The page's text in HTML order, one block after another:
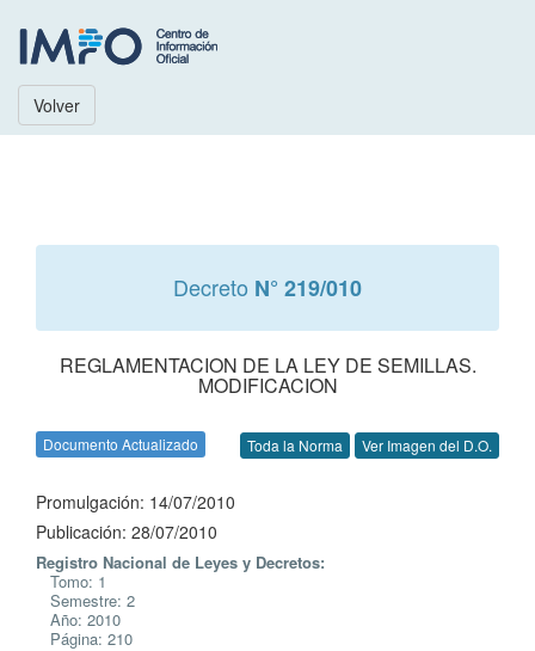
Volver
Decreto N° 219/010
REGLAMENTACION DE LA LEY DE SEMILLAS.
MODIFICACION
Documento Actualizado Toda la Norma Ver Imagen del D.O.
Promulgación: 14/07/2010
Publicación: 28/07/2010
Registro Nacional de Leyes y Decretos:
Tomo: 1
Semestre: 2
Año: 2010
Página: 210